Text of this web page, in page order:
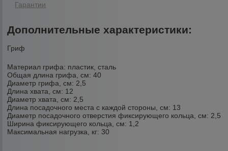
Гарантии
Дополнительные характеристики:
Гриф
Материал грифа: пластик, сталь
Общая длина грифа, см: 40
Диаметр грифа, см: 2,5
Длина хвата, см: 12
Диаметр хвата, см: 2,5
Длина посадочного места с каждой стороны, см: 13
Диаметр посадочного отверстия фиксирующего кольца, см: 2,5
Ширина фиксирующего кольца, см: 1,2
Максимальная нагрузка, кг:30